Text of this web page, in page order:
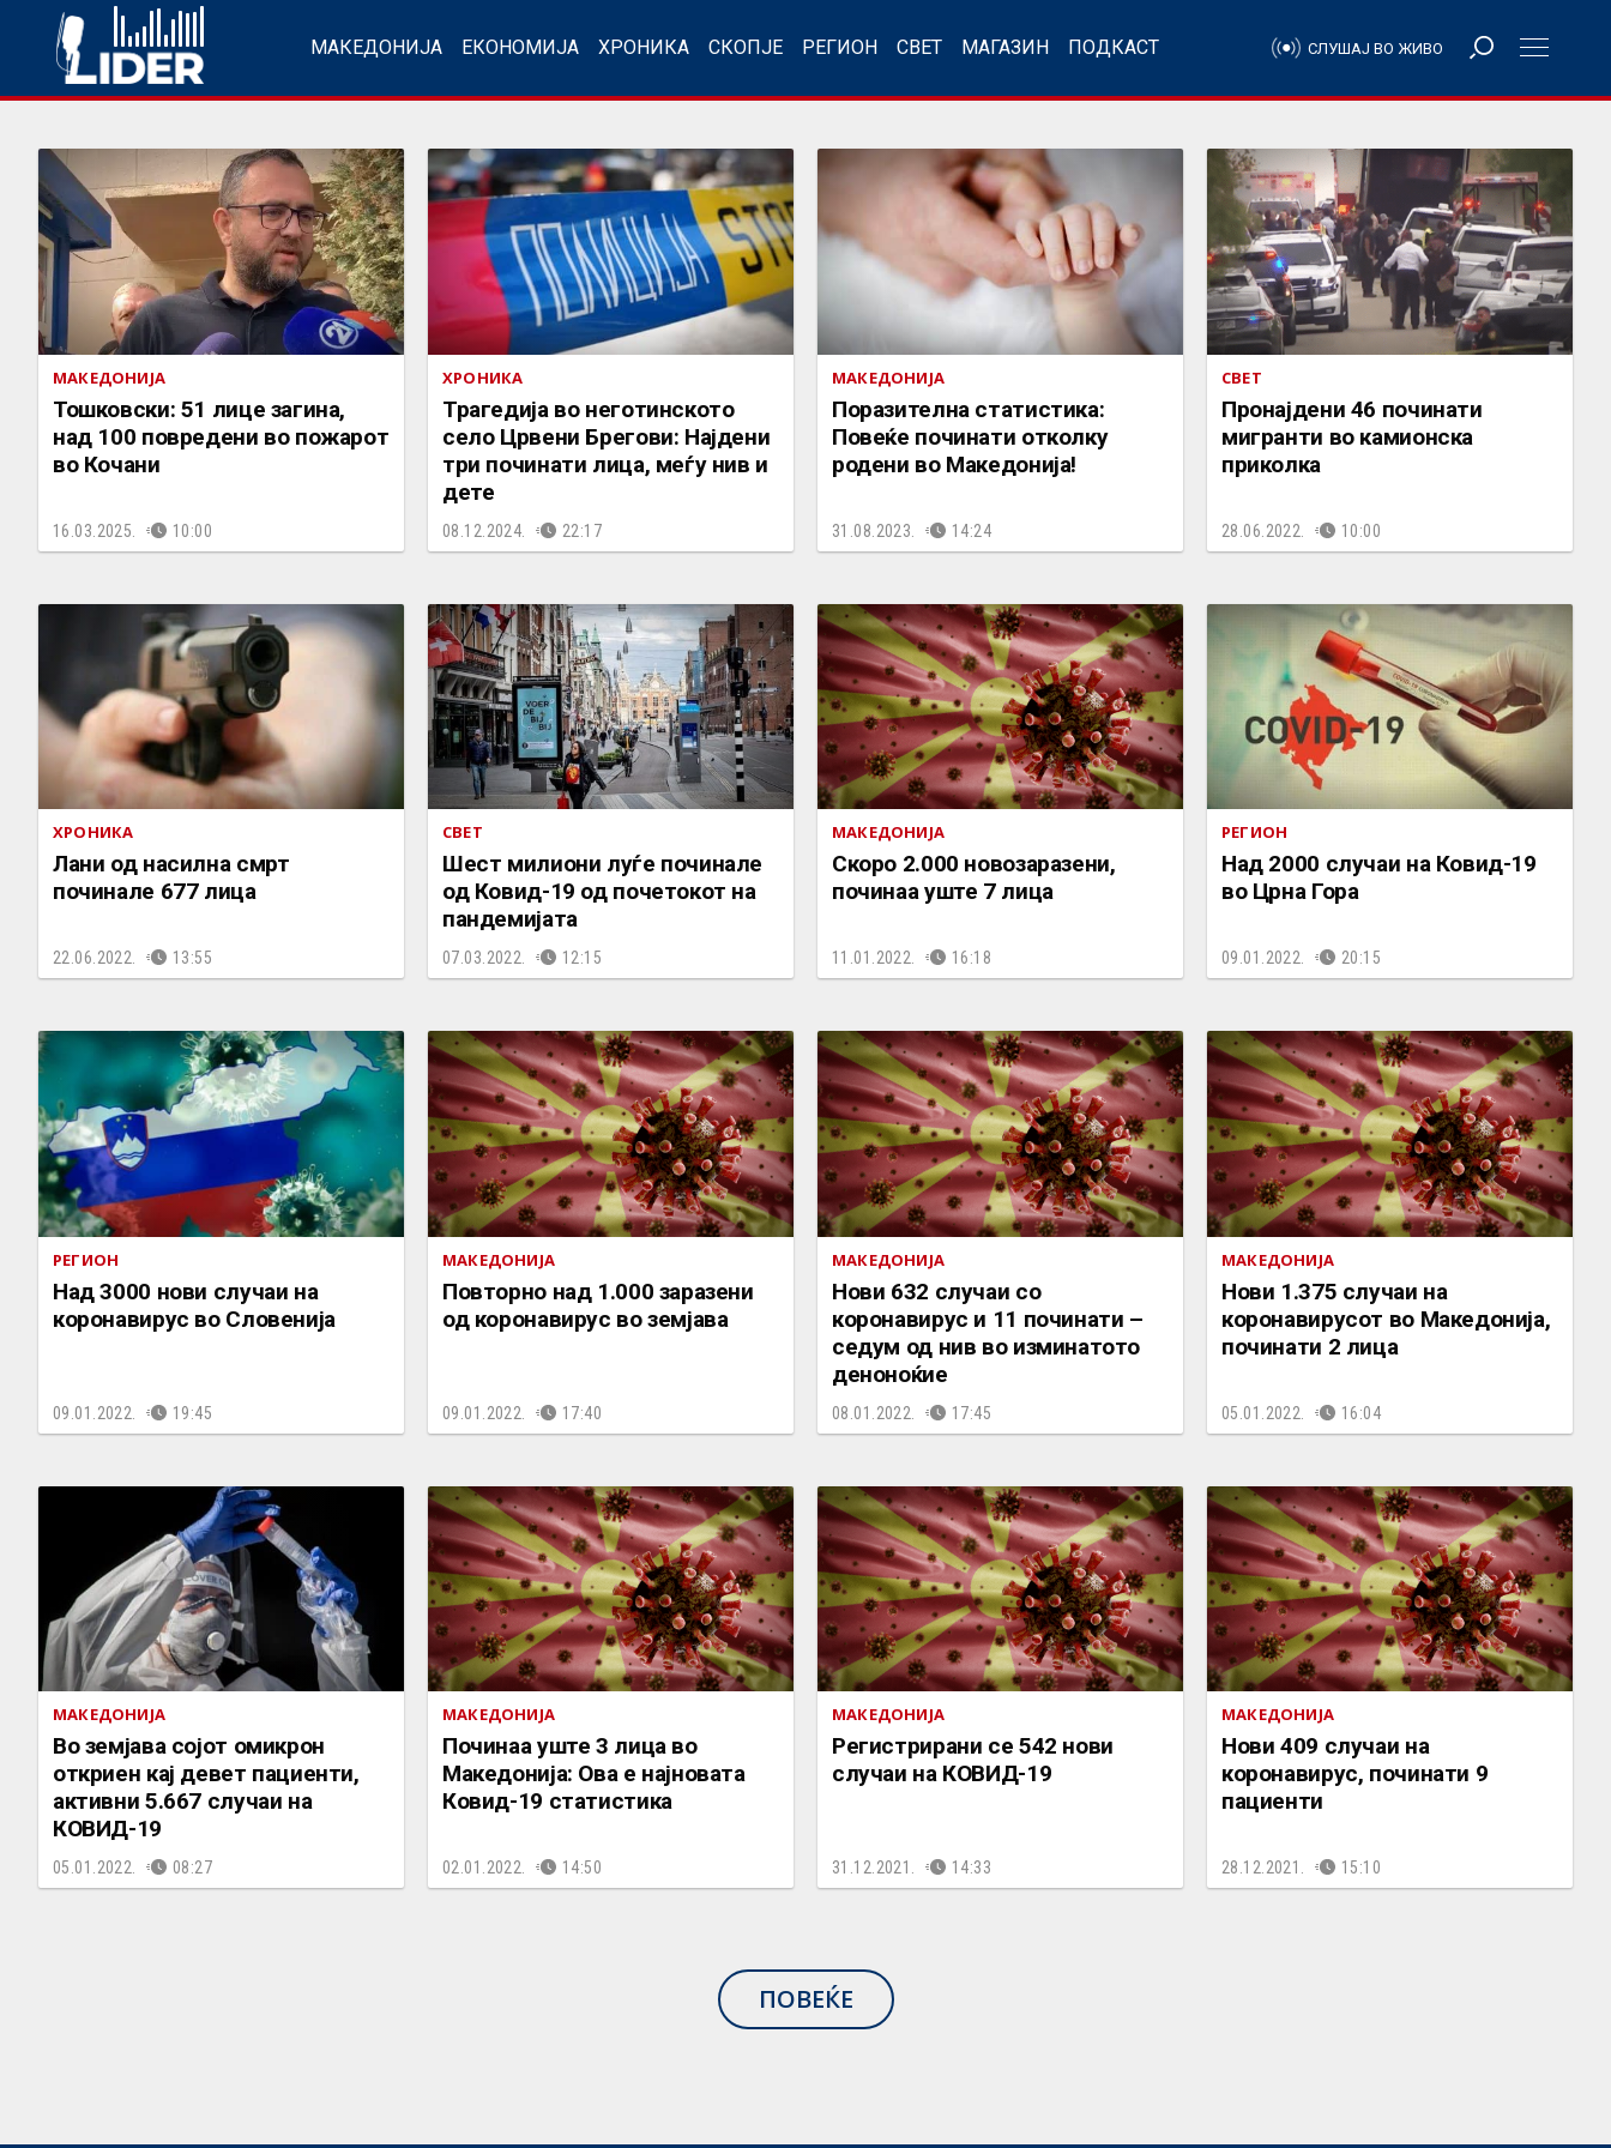
МАКЕДОНИЈА ЕКОНОМИЈА ХРОНИКА СКОПЈЕ РЕГИОН СВЕТ МАГАЗИН ПОДКАСТ СЛУШАЈ ВО ЖИВО
МАКЕДОНИЈА
Тошковски: 51 лице загина,
над 100 повредени во пожарот
во Кочани
16.03.2025. 10:00
ХРОНИКА
Трагедија во неготинското
село Црвени Брегови: Најдени
три починати лица, меѓу нив и
дете
08.12.2024. 22:17
МАКЕДОНИЈА
Поразителна статистика:
Повеќе починати отколку
родени во Македонија!
31.08.2023. 14:24
СВЕТ
Пронајдени 46 починати
мигранти во камионска
приколка
28.06.2022. 10:00
ХРОНИКА
Лани од насилна смрт
починале 677 лица
22.06.2022. 13:55
СВЕТ
Шест милиони луѓе починале
од Ковид-19 од почетокот на
пандемијата
07.03.2022. 12:15
МАКЕДОНИЈА
Скоро 2.000 новозаразени,
починаа уште 7 лица
11.01.2022. 16:18
РЕГИОН
Над 2000 случаи на Ковид-19
во Црна Гора
09.01.2022. 20:15
РЕГИОН
Над 3000 нови случаи на
коронавирус во Словенија
09.01.2022. 19:45
МАКЕДОНИЈА
Повторно над 1.000 заразени
од коронавирус во земјава
09.01.2022. 17:40
МАКЕДОНИЈА
Нови 632 случаи со
коронавирус и 11 починати –
седум од нив во изминатото
деноноќие
08.01.2022. 17:45
МАКЕДОНИЈА
Нови 1.375 случаи на
коронавирусот во Македонија,
починати 2 лица
05.01.2022. 16:04
МАКЕДОНИЈА
Во земјава сојот омикрон
откриен кај девет пациенти,
активни 5.667 случаи на
КОВИД-19
05.01.2022. 08:27
МАКЕДОНИЈА
Починаа уште 3 лица во
Македонија: Ова е најновата
Ковид-19 статистика
02.01.2022. 14:50
МАКЕДОНИЈА
Регистрирани се 542 нови
случаи на КОВИД-19
31.12.2021. 14:33
МАКЕДОНИЈА
Нови 409 случаи на
коронавирус, починати 9
пациенти
28.12.2021. 15:10
ПОВЕЌЕ